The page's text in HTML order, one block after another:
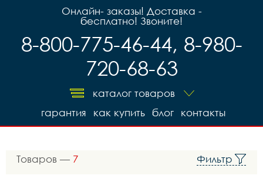
Онлайн- заказы! Доставка -
бесплатно! Звоните!
8-800-775-46-44, 8-980-
720-68-63
каталог товаров
контакты
блог
как купить
гарантия
Товаров — 7 Фильтр